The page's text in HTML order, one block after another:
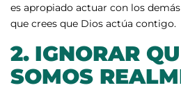
es apropiado actuar con los
que crees que Dios actúa contigo.
2. IGNORAR
SOMOS